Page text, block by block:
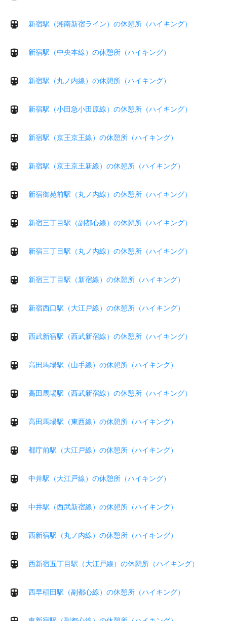
新宿駅（湘南新宿ライン）の休憩所（ハイキング）
新宿駅（中央本線）の休憩所（ハイキング）
新宿駅（丸ノ内線）の休憩所（ハイキング）
新宿駅（小田急小田原線）の休憩所（ハイキング）
新宿駅（京王京王線）の休憩所（ハイキング）
新宿駅（京王京王新線）の休憩所（ハイキング）
新宿御苑前駅（丸ノ内線）の休憩所（ハイキング）
新宿三丁目駅（副都心線）の休憩所（ハイキング）
新宿三丁目駅（丸ノ内線）の休憩所（ハイキング）
新宿三丁目駅（新宿線）の休憩所（ハイキング）
新宿西口駅（大江戸線）の休憩所（ハイキング）
西武新宿駅（西武新宿線）の休憩所（ハイキング）
高田馬場駅（山手線）の休憩所（ハイキング）
高田馬場駅（西武新宿線）の休憩所（ハイキング）
高田馬場駅（東西線）の休憩所（ハイキング）
都庁前駅（大江戸線）の休憩所（ハイキング）
中井駅（大江戸線）の休憩所（ハイキング）
中井駅（西武新宿線）の休憩所（ハイキング）
西新宿駅（丸ノ内線）の休憩所（ハイキング）
西新宿五丁目駅（大江戸線）の休憩所（ハイキング）
西早稲田駅（副都心線）の休憩所（ハイキング）